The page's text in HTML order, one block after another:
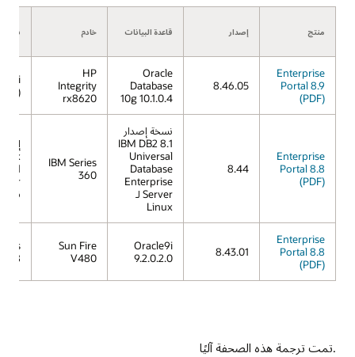
منتج إصدار قاعدة البيانات خادم نظام
Enterprise
Portal 8.9
(PDF)
8.46.05
Oracle
Database
10g 10.1.0.4
HP
Integrity
rx8620
11i
Enterprise
Portal 8.8
(PDF)
8.44
نسخة إصدار
8.1 IBM DB2
Universal
Database
Enterprise
Server لـ
Linux
IBM Series
360
Enterprise
Portal 8.8
(PDF)
8.43.01
Oracle9i
9.2.0.2.0
Sun Fire
V480
8
.تمت ترجمة هذه الصحفة آليًا